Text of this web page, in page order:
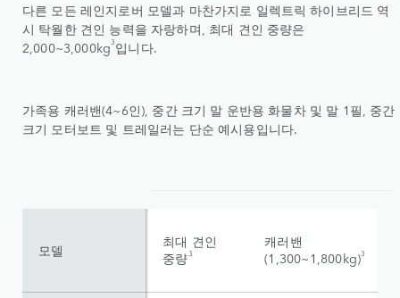
다른 모든 레인지로버 모델과 마찬가지로 일렉트릭 하이브리드 역
시 탁월한 견인 능력을 자랑하며, 최대 견인 중량은
2,000~3,000kg3입니다.
가족용 캐러밴(4~6인), 중간 크기 말 운반용 화물차 및 말 1필, 중간
크기 모터보트 및 트레일러는 단순 예시용입니다.
최대 견인
중량3
캐러밴
(1,300~1,800kg)3
모델